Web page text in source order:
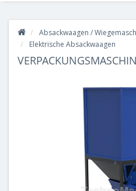
Absackwaagen /
Elektrische Absackwaagen